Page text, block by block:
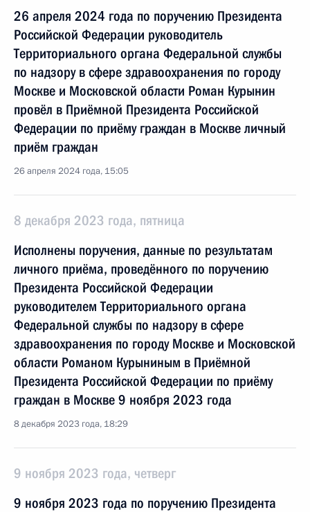
26 апреля 2024 года по поручению Президента
Российской Федерации руководитель
Территориального органа Федеральной службы
по надзору в сфере здравоохранения по городу
Москве и Московской области Роман Курынин
провёл в Приёмной Президента Российской
Федерации по приёму граждан в Москве личный
приём граждан
26 апреля 2024 года, 15:05
8 декабря 2023 года, пятница
Исполнены поручения, данные по результатам
личного приёма, проведённого по поручению
Президента Российской Федерации
руководителем Территориального органа
Федеральной службы по надзору в сфере
здравоохранения по городу Москве и Московской
области Романом Курыниным в Приёмной
Президента Российской Федерации по приёму
граждан в Москве 9 ноября 2023 года
8 декабря 2023 года, 18:29
9 ноября 2023 года, четверг
9 ноября 2023 года по поручению Президента